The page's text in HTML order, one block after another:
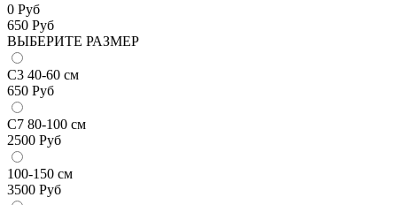
0 Руб
650 Руб
ВЫБЕРИТЕ РАЗМЕР
С3 40-60 см
650 Руб
С7 80-100 см
2500 Руб
100-150 см
3500 Руб